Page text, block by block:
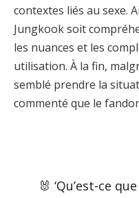
contextes liés au sexe.
Jungkook soit
les nuances et les
utilisation. À la fin,
semblé prendre la
commenté que le
🐰 ‘Qu’est-ce